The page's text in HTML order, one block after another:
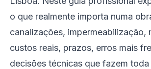
o que realmente importa numa
canalizações, impermeabilização,
custos reais, prazos, erros mais
decisões técnicas que fazem